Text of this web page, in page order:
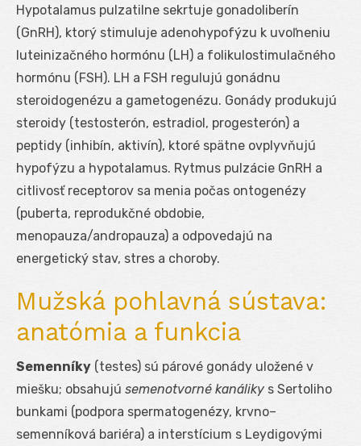
Hypotalamus pulzatilne sekrtuje gonadoliberín
(GnRH), ktorý stimuluje adenohypofýzu k uvoľneniu
luteinizačného hormónu (LH) a folikulostimulačného
hormónu (FSH). LH a FSH regulujú gonádnu
steroidogenézu a gametogenézu. Gonády produkujú
steroidy (testosterón, estradiol, progesterón) a
peptidy (inhibín, aktivín), ktoré spätne ovplyvňujú
hypofýzu a hypotalamus. Rytmus pulzácie GnRH a
citlivosť receptorov sa menia počas ontogenézy
(puberta, reprodukčné obdobie,
menopauza/andropauza) a odpovedajú na
energetický stav, stres a choroby.
Mužská pohlavná sústava:
anatómia a funkcia
Semenníky (testes) sú párové gonády uložené v
miešku; obsahujú semenotvorné kanáliky s Sertoliho
bunkami (podpora spermatogenézy, krvno–
semenníková bariéra) a interstícium s Leydigovými